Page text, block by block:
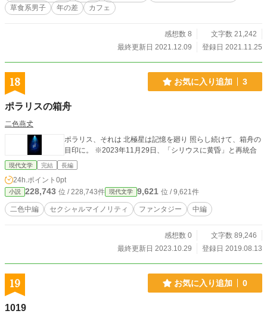
草食系男子
年の差 カフェ
感想数 8
文字数 21,242
最終更新日 2021.12.09
登録日 2021.11.25
18 お気に入り追加 3
ポラリスの箱舟
二色燕𠀋
ポラリス、それは 北極星は記憶を廻り 照らし続けて、箱舟の
目印に。 ※2023年11月29日、「シリウスに黄昏」と再統合
現代文学 完結 長編
24h.ポイント 0pt
小説 228,743 位 / 228,743件 現代文学 9,621 位 / 9,621件
二色中編 セクシャルマイノリティ ファンタジー 中編
感想数 0
文字数 89,246
最終更新日 2023.10.29
登録日 2019.08.13
19 お気に入り追加 0
1019